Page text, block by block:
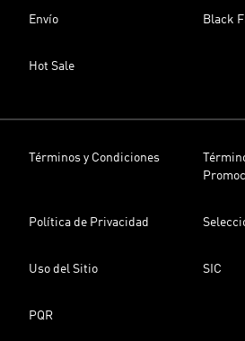
Envío Black
Hot Sale
Términos y Condiciones
Política de Privacidad
Uso del Sitio SIC
PQR